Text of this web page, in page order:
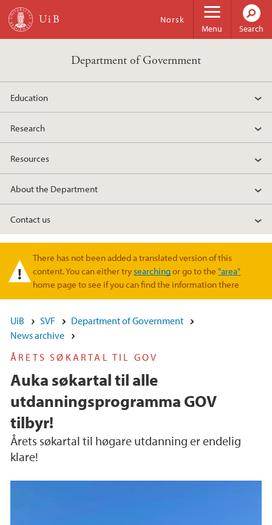
Skip to main content
Menu
Norsk
Search
Department of Government
Education
Research
Resources
About the Department
Contact us
Warning message
There has not been added a translated version of this
content. You can either trysearchingor go to the"area"
home page to see if you can find the information there
UiB SVF
Department of Government
News archive
ÅRETS SØKARTAL TIL GOV
Auka søkartal til alle
utdanningsprogramma GOV
tilbyr!
Årets søkartal til høgare utdanning er endelig
klare!